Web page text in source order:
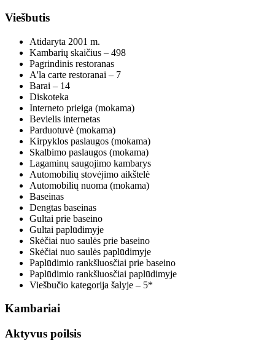
Viešbutis
Atidaryta 2001 m.
Kambarių skaičius – 498
Pagrindinis restoranas
A'la carte restoranai – 7
Barai – 14
Diskoteka
Interneto prieiga (mokama)
Bevielis internetas
Parduotuvė (mokama)
Kirpyklos paslaugos (mokama)
Skalbimo paslaugos (mokama)
Lagaminų saugojimo kambarys
Automobilių stovėjimo aikštelė
Automobilių nuoma (mokama)
Baseinas
Dengtas baseinas
Gultai prie baseino
Gultai paplūdimyje
Skėčiai nuo saulės prie baseino
Skėčiai nuo saulės paplūdimyje
Paplūdimio rankšluosčiai prie baseino
Paplūdimio rankšluosčiai paplūdimyje
Viešbučio kategorija šalyje – 5*
Kambariai
Aktyvus poilsis